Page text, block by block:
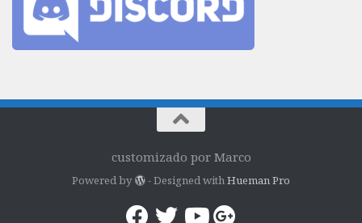
customizado por Marco
Powered by - Designed withHueman Pro